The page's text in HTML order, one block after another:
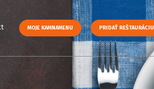
MOJE KAMNAMENU PRIDAŤ REŠTAURÁCIU